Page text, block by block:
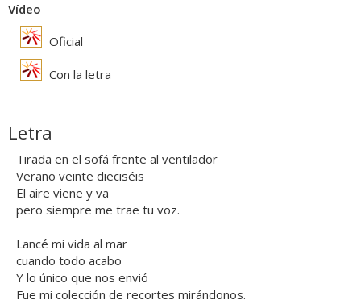
Vídeo
Oficial
Con la letra
Letra
Tirada en el sofá frente al ventilador
Verano veinte dieciséis
El aire viene y va
pero siempre me trae tu voz.
Lancé mi vida al mar
cuando todo acabo
Y lo único que nos envió
Fue mi colección de recortes mirándonos.